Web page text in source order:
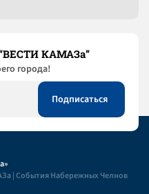
КАМАЗа”
города!
| События Набережных Челнов